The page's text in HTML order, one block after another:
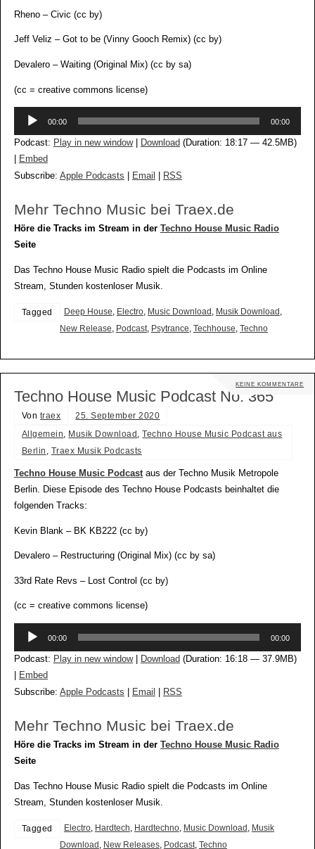
Rheno – Civic (cc by)
Jeff Veliz – Got to be (Vinny Gooch Remix) (cc by)
Devalero – Waiting (Original Mix) (cc by sa)
(cc = creative commons license)
Audio-
00:00 00:00
Podcast: Play in new window| Download (Duration: 18:17 — 42.5MB)
Embed
Subscribe: Apple Podcasts Email RSS
Mehr Techno Music bei Traex.de
Höre die Tracks im Stream in der Techno House Music Radio
Seite
Das Techno House Music Radio spielt die Podcasts im Online
Stream, Stunden kostenloser Musik.
Tagged Deep House, Electro, Music Download , Musik Download ,
New Release, Podcast, Psytrance, Techhouse, Techno
KEINE KOMMENTARE
Techno House Music Podcast No. 365
Von traex
25. September 2020
Allgemein, Musik Download ,Techno House Music Podcast aus
Berlin , Traex Musik Podcasts
Techno House Music Podcastaus der Techno Musik Metropole
Berlin. Diese Episode des Techno House Podcasts beinhaltet die
folgenden Tracks:
Kevin Blank – BK KB222 (cc by)
Devalero – Restructuring (Original Mix) (cc by sa)
33rd Rate Revs – Lost Control (cc by)
(cc = creative commons license)
Audio-
00:00 00:00
Podcast: Play in new window| Download (Duration: 16:18 — 37.9MB)
Embed
Subscribe: Apple Podcasts Email RSS
Mehr Techno Music bei Traex.de
Höre die Tracks im Stream in der Techno House Music Radio
Seite
Das Techno House Music Radio spielt die Podcasts im Online
Stream, Stunden kostenloser Musik.
Tagged Electro, Hardtech, Hardtechno, Music Download , Musik
Download , New Releases, Podcast, Techno